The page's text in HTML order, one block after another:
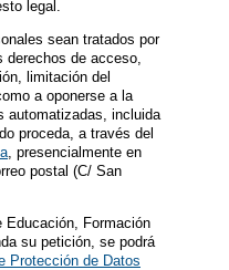
legal.
sean tratados por
derechos de acceso,
limitación del
a oponerse a la
automatizadas, incluida
proceda, a través del
, presencialmente en
postal (C/ San
Educación, Formación
su petición, se podrá
Protección de Datos